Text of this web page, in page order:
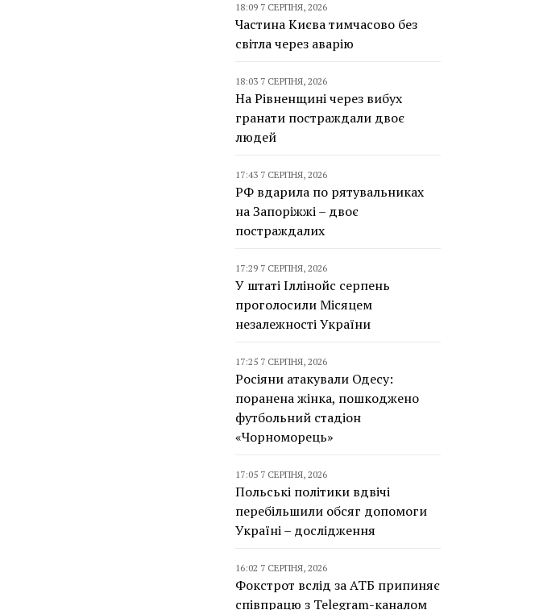
18:09 7 СЕРПНЯ, 2026
Частина Києва тимчасово без
світла через аварію
18:03 7 СЕРПНЯ, 2026
На Рівненщині через вибух
гранати постраждали двоє
людей
17:43 7 СЕРПНЯ, 2026
РФ вдарила по рятувальниках
на Запоріжжі – двоє
постраждалих
17:29 7 СЕРПНЯ, 2026
У штаті Іллінойс серпень
проголосили Місяцем
незалежності України
17:25 7 СЕРПНЯ, 2026
Росіяни атакували Одесу:
поранена жінка, пошкоджено
футбольний стадіон
«Чорноморець»
17:05 7 СЕРПНЯ, 2026
Польські політики вдвічі
перебільшили обсяг допомоги
Україні – дослідження
16:02 7 СЕРПНЯ, 2026
Фокстрот вслід за АТБ припиняє
співпрацю з Telegram-каналом